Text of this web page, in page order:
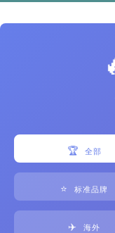
🏆 全部
⭐ 标准品牌
✈️ 海外